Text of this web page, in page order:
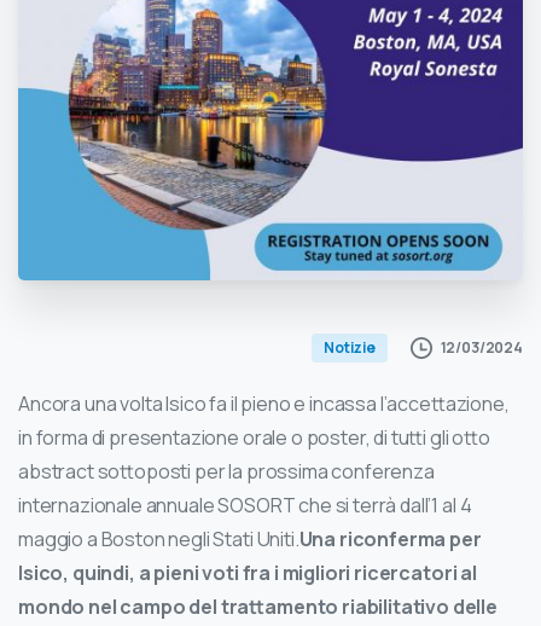
Notizie 12/03/2024
Ancora una volta Isico fa il pieno e incassa l’accettazione,
in forma di presentazione orale o poster, di tutti gli otto
abstract sottoposti per la prossima conferenza
internazionale annuale SOSORT che si terrà dall’1 al 4
maggio a Boston negli Stati Uniti.Una riconferma per
Isico, quindi, a pieni voti fra i migliori ricercatori al
mondo nel campo del trattamento riabilitativo delle